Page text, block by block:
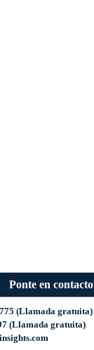
Ponte en contacto
(Llamada gratuita)
(Llamada gratuita)